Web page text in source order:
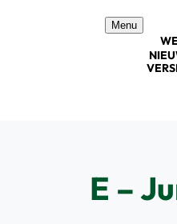
Menu
E –